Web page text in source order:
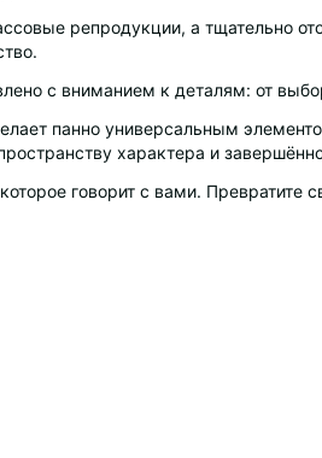
репродукции, а тщательно
с вниманием к деталям: от
панно универсальным
характера и
говорит с вами. Превратите